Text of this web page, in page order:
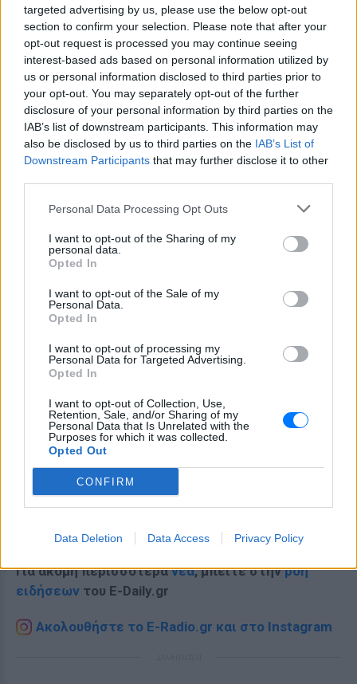
targeted advertising by us, please use the below opt-out
section to confirm your selection. Please note that after your
opt-out request is processed you may continue seeing
interest-based ads based on personal information utilized by
us or personal information disclosed to third parties prior to
your opt-out. You may separately opt-out of the further
disclosure of your personal information by third parties on the
IAB’s list of downstream participants. This information may
also be disclosed by us to third parties on the IAB’s List of
Downstream Participants that may further disclose it to other
Personal Data Processing Opt Outs
I want to opt-out of the Sharing of my
personal data.
Opted In
I want to opt-out of the Sale of my
Personal Data.
Opted In
I want to opt-out of processing my
Personal Data for Targeted Advertising.
Opted In
I want to opt-out of Collection, Use,
Retention, Sale, and/or Sharing of my
Personal Data that Is Unrelated with the
Purposes for which it was collected.
Opted Out
CONFIRM
Data Deletion Data Access Privacy Policy
[ΠΗΓΗ]
ΔΙΑΦΗΜΙΣΗ
και μάθετε πρώτοι
τα πιο hot νέα .
Για ακόμη περισσότερανέα, μπείτε στηνροή
ειδήσεων του E-Daily.gr
Ακολουθήστε το E-Radio.gr και στο Instagram